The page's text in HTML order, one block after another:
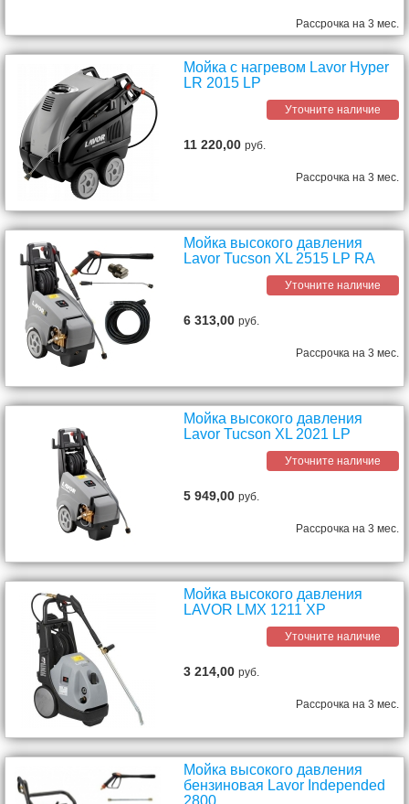
Рассрочка на 3 мес.
Мойка с нагревом Lavor Hyper
LR 2015 LP
Уточните наличие
11 220,00руб.
Рассрочка на 3 мес.
Мойка высокого давления
Lavor Tucson XL 2515 LP RA
Уточните наличие
6 313,00руб.
Рассрочка на 3 мес.
Мойка высокого давления
Lavor Tucson XL 2021 LP
Уточните наличие
5 949,00руб.
Рассрочка на 3 мес.
Мойка высокого давления
LAVOR LMX 1211 XP
Уточните наличие
3 214,00руб.
Рассрочка на 3 мес.
Мойка высокого давления
бензиновая Lavor Independed